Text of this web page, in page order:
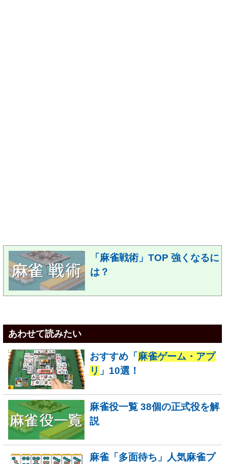
「麻雀戦術」TOP 強くなるに
は？
あわせて読みたい
おすすめ「 麻雀ゲーム・アプ
リ 」10選！
麻雀役一覧 38個の正式役を解
説
麻雀「多面待ち」人気麻雀プ